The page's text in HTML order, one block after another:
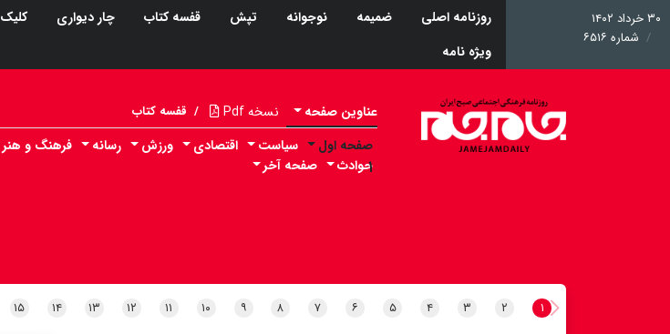
۳۰ خرداد ۱۴۰۲
شماره ۶۵۱۶
روزنامه اصلی ضمیمه نوجوانه تپش قفسه کتاب چار دیواری کلیک
ویژه نامه
عناوین صفحه نسخه Pdf / قفسه کتاب
صفحه اول
۱
سیاست اقتصادی ورزش رسانه فرهنگ و هنر
حوادث
صفحه آخر
۱ ۲ ۳ ۴ ۵ ۶ ۷ ۸ ۹ ۱۰ ۱۱ ۱۲ ۱۳ ۱۴ ۱۵